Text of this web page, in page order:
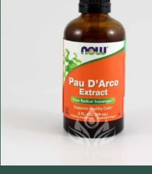
Szybki podgląd